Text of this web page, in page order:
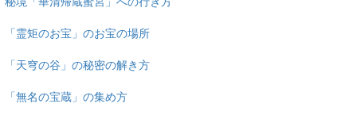
「霊矩のお宝」のお宝の場所
「天穹の谷」の秘密の解き方
「無名の宝蔵」の集め方